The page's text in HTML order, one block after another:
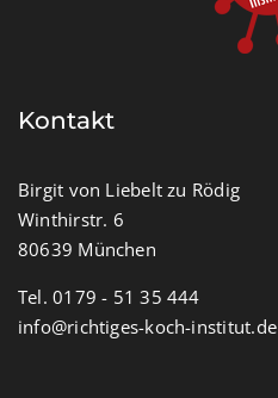
Kontakt
Birgit von Liebelt zu Rödig
Winthirstr. 6
80639 München
Tel. 0179 - 51 35 444
info@richtiges-koch-institut.de